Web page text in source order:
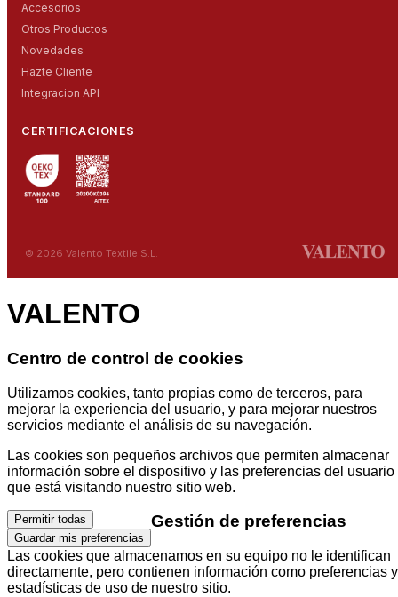
Accesorios
Otros Productos
Novedades
Hazte Cliente
Integracion API
CERTIFICACIONES
© 2026 Valento Textile S.L.
VALENTO
Centro de control de cookies
Utilizamos cookies, tanto propias como de terceros, para
mejorar la experiencia del usuario, y para mejorar nuestros
servicios mediante el análisis de su navegación.
Las cookies son pequeños archivos que permiten almacenar
información sobre el dispositivo y las preferencias del usuario
que está visitando nuestro sitio web.
Permitir todas
Guardar mis preferencias
Gestión de preferencias
Las cookies que almacenamos en su equipo no le identifican
directamente, pero contienen información como preferencias y
estadísticas de uso de nuestro sitio.